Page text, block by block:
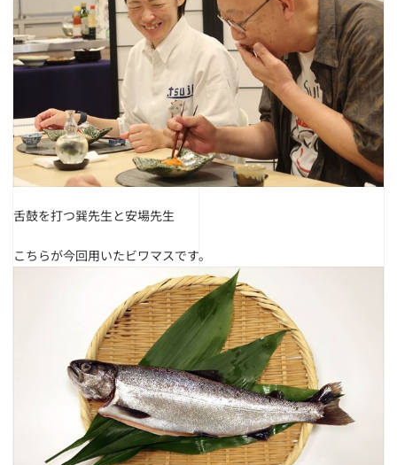
舌鼓を打つ巽先生と安場先生
こちらが今回用いたビワマスです。